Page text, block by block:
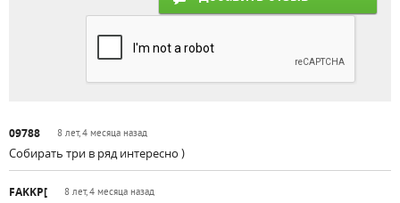
09788 8 лет, 4 месяца назад
Собирать три в ряд интересно )
FAKKP[ 8 лет, 4 месяца назад